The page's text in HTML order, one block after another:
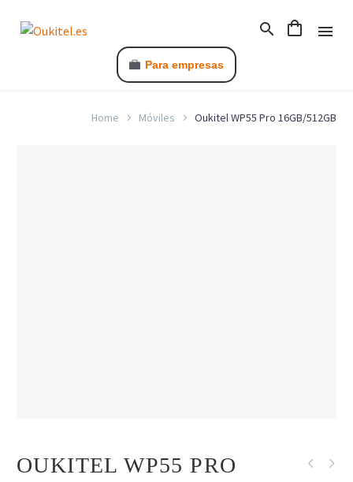
Para empresas
Home Móviles Oukitel WP55 Pro 16GB/512GB
OUKITEL WP55 PRO